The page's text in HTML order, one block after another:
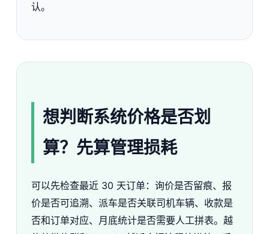
认。
想判断系统价格是否划
算？先算管理损耗
可以先检查最近 30 天订单：询价是否留痕、报
价是否可追溯、派车是否关联司机车辆、收款是
否和订单对应、月底统计是否需要人工拼表。越